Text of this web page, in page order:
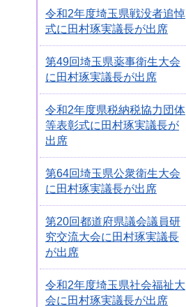
令和2年度埼玉県戦没者追悼
式に田村琢実議長が出席
第49回埼玉県薬事衛生大会
に田村琢実議長が出席
令和2年度県税納税協力団体
等表彰式に田村琢実議長が
出席
第64回埼玉県公衆衛生大会
に田村琢実議長が出席
第20回都道府県議会議員研
究交流大会に田村琢実議長
が出席
令和2年度埼玉県社会福祉大
会に田村琢実議長が出席